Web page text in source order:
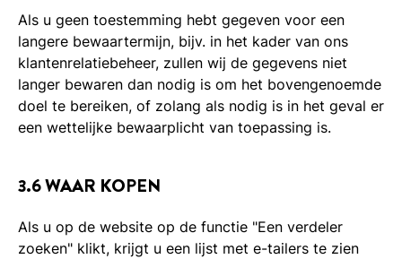
Als u geen toestemming hebt gegeven voor een
langere bewaartermijn, bijv. in het kader van ons
klantenrelatiebeheer, zullen wij de gegevens niet
langer bewaren dan nodig is om het bovengenoemde
doel te bereiken, of zolang als nodig is in het geval er
een wettelijke bewaarplicht van toepassing is.
3.6 WAAR KOPEN
Als u op de website op de functie "Een verdeler
zoeken" klikt, krijgt u een lijst met e-tailers te zien